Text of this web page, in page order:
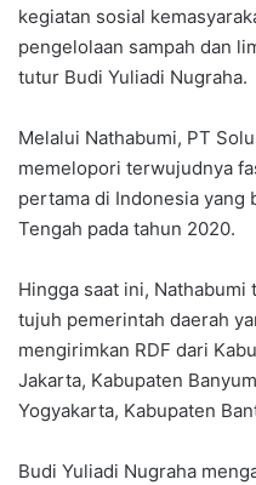
kegiatan sosial
pengelolaan sampah dan
tutur Budi Yuliadi Nugraha.
Melalui Nathabumi, PT
memelopori terwujudnya
pertama di Indonesia yang
Tengah pada tahun 2020.
Hingga saat ini, Nathabumi
tujuh pemerintah daerah
mengirimkan RDF dari
Jakarta, Kabupaten
Yogyakarta, Kabupaten
Budi Yuliadi Nugraha